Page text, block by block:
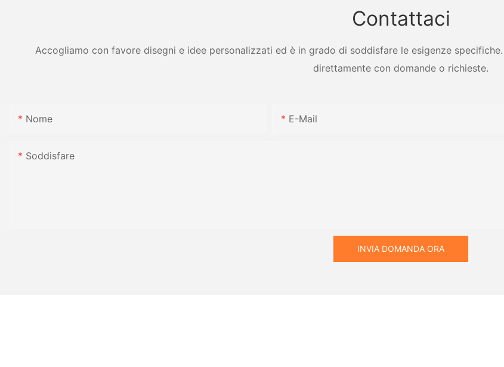
Contattaci
Accogliamo con favore disegni e idee personalizzati ed è in grado di soddisfare le esigenze
direttamente con domande o richieste.
Nome E-Mail
Soddisfare
INVIA DOMANDA ORA